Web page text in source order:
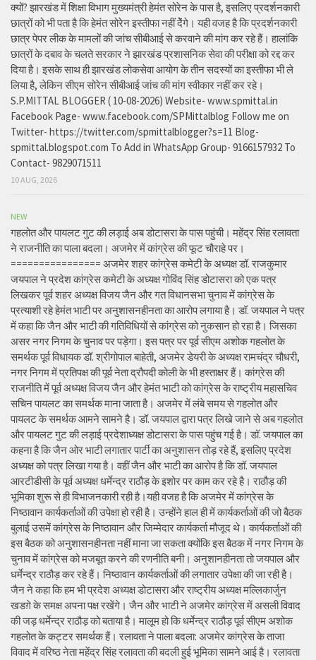
क्यों? झारखंड में शिक्षा विभाग मुख्यमंत्री हेमंत सोरेन के पास है, इसलिए प्रदर्शनकारी
छात्रों को भी पता है कि हेमंत सोरेन इस्तीफा नहीं देेंगे। यही वजह है कि प्रदर्शनकारी
छात्र पेपर लीक के मामलों की जांच सीबीआई से करवाने की मांग कर रहे हैं। हालांकि
छात्रों के दबाव के चलते सरकार ने झारखंड प्रशासनिक सेवा की परीक्षा को रद्द कर
दिया है। इसके साथ ही झारखंड लोकसेवा आयोग के तीन सदस्यों का इस्तीफा भी ले
लिया है, लेकिन सीएम सोरेन सीबीआई जांच की मांग स्वीकार नहीं कर रहे।
S.P.MITTAL BLOGGER ( 10-08-2026) Website- www.spmittal.in
Facebook Page- www.facebook.com/SPMittalblog Follow me on
Twitter- https://twitter.com/spmittalblogger?s=11 Blog-
spmittal.blogspot.com To Add in WhatsApp Group- 9166157932 To
Contact- 9829071511
10 AUG, 2026
NEW
गहलोत और पायलट गुट की लड़ाई अब डोटासरा के पास पहुंची। महेंद्र सिंह रलावता
ने राजनीति का पाला बदला। अजमेर में कांग्रेस की फूट चौराहे पर।
================ अजमेर शहर कांग्रेस कमेटी के अध्यक्ष डॉ. राजकुमार
जयपाल ने प्रदेश कांग्रेस कमेटी के अध्यक्ष गोविंद सिंह डोटासरा को एक पत्र
लिखकर पूर्व शहर अध्यक्ष विजय जैन और गत विधानसभा चुनाव में कांग्रेस के
प्रत्याशी रहे हेमंत भाटी पर अनुशासनहीनता का आरोप लगाया है। डॉ. जयपाल ने पत्र
में कहा कि जैन और भाटी की गतिविधियों से कांग्रेस को नुकसान हो रहा है। जिसका
असर नगर निगम के चुनाव पर पड़ेगा। इस पत्र पर पूर्व सीएम अशोक गहलोत के
समर्थक पूर्व विधायक डॉ. श्रीगोपाल बाहेती, अजमेर डेयरी के अध्यक्ष रामचंद्र चौधरी,
नगर निगम में प्रतिपक्ष की पूर्व नेता द्रौपदी कोली के भी हस्ताक्षर हैं। कांग्रेस की
राजनीति में पूर्व अध्यक्ष विजय जैन और हेमंत भाटी को कांग्रेस के राष्ट्रीय महासचिव
सचिन पायलट का समर्थक माना जाता है। अजमेर में लंबे समय से गहलोत और
पायलट के समर्थक आमने सामने है। डॉ. जयपाल द्वारा पत्र लिखे जाने से अब गहलोत
और पायलट गुट की लड़ाई प्रदेशाध्यक्ष डोटासरा के पास पहुंच गई है। डॉ. जयपाल का
कहना है कि जैन ओर भाटी लगातार पार्टी का अनुशासन तोड़ रहे हैं, इसलिए प्रदेश
अध्यक्ष को पत्र लिखा गया है। वहीं जैन और भाटी का आरोप है कि डॉ. जयपाल
आरटीडीसी के पूर्व अध्यक्ष धर्मेन्द्र राठौड़ के इशोर पर काम कर रहे है। राठौड़ की
भूमिका शुरू से ही विभाजनकारी रही है।यही वजह है कि अजमेर में कांग्रेस के
निष्ठावान कार्यकर्ताओं की उपेक्षा हो रही है। उन्होंने हाल ही में कार्यकर्ताओं की जो बैठक
बुलाई उसमें कांग्रेस के निष्ठावान और जिम्मेदार कार्यकर्ता मौजूद थे। कार्यकर्ताओं की
इस बैठक को अनुशासनहीनता नहीं माना जा सकता क्योंकि इस बैठक में नगर निगम के
चुनाव में कांग्रेस को मजबूत करने की रणनीति बनी। अनुशानहीनता तो जयपाल और
धर्मेन्द्र राठौड़ कर रहे हैं। निष्ठावान कार्यकर्ताओं की लगातार उपेक्षा की जा रही है।
जैन ने कहा कि हम भी प्रदेश अध्यक्ष डोटासरा और राष्ट्रीय अध्यक्ष मल्लिकार्जुन
खडग़े के समक्ष अपना पक्ष रखेंगे। जैन और भाटी ने अजमेर कांग्रेस में असली विवाद
की जड़ धर्मेन्द्र राठौड़ को बताया है। मालूम हो कि धर्मेन्द्र राठौड़ पूर्व सीएम अशोक
गहलोत के कट्टर समर्थक हैं। रलावता ने पाला बदला: अजमेर कांग्रेस के ताजा
विवाद में वरिष्ठ नेता महेंद्र सिंह रलावता की बदली हुई भूमिका सामने आई है। रलावता